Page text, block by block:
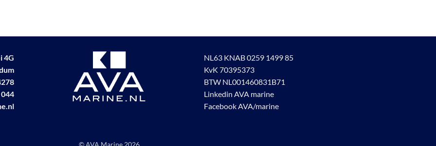
4G
NL63 KNAB 0259 1499 85
KvK 70395373
BTW NL001460831B71
Linkedin AVA marine
Facebook AVA/marine
© AVA Marine 2026